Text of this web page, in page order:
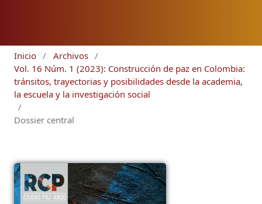
Inicio / Archivos /
Vol. 16 Núm. 1 (2023): Construcción de paz en Colombia:
tránsitos, trayectorias y posibilidades desde la academia,
la escuela y la investigación social
/
Dossier central